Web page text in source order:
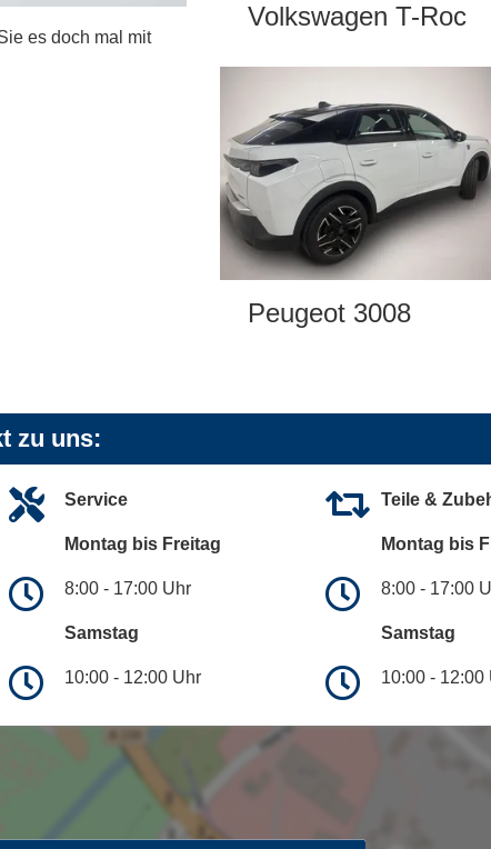
es doch mal mit
Volkswagen T-Roc
Peugeot 3008
zu uns:
Service
Montag bis Freitag
8:00 - 17:00 Uhr
Samstag
10:00 - 12:00 Uhr
Teile &
Montag bis
8:00 - 17:00
Samstag
10:00 - 12:00